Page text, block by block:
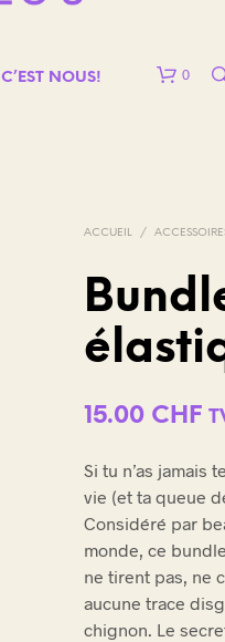
C’EST NOUS! 0
V
O
E
A
I
E
R
T
V
ACCUEIL /
15.00 CHF
Si tu n’as jamais
vie (et ta queue
Considéré par
monde, ce
ne tirent pas, ne
aucune trace
chignon. Le